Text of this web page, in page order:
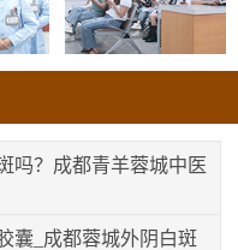
吗？成都青羊蓉城中医
囊_成都蓉城外阴白斑